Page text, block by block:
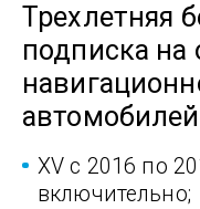
Трехлетняя
подписка на
XV с 2016 по
включительно;